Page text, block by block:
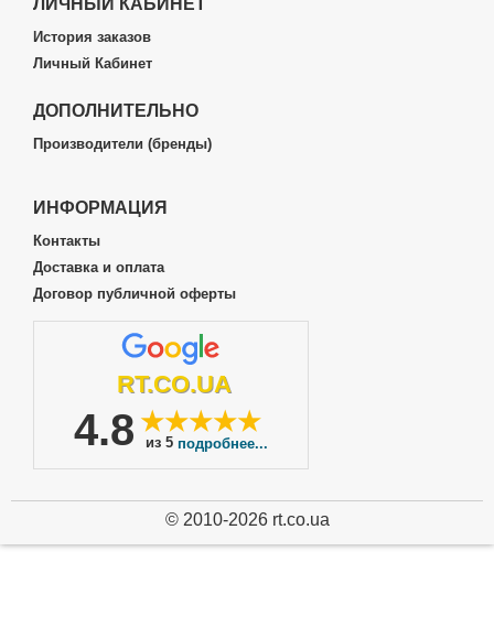
ЛИЧНЫЙ КАБИНЕТ
История заказов
Личный Кабинет
ДОПОЛНИТЕЛЬНО
Производители (бренды)
ИНФОРМАЦИЯ
Контакты
Доставка и оплата
Договор публичной оферты
RT.CO.UA
4.8 ★★★★★
из 5 подробнее...
© 2010-2026 rt.co.ua